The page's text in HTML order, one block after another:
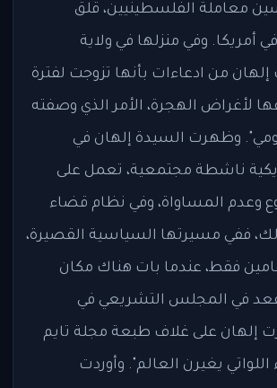
معاملة الفلسطينيين، قلق
أمريكا. وفي منزلها في ولاية
إلهان من ادعاءات بأنها تزوجت لفترة
لأغراض الهجرة، الأمر الذي وصفته
وظهرت السيدة إلهان في
ناشطة مجتمعية، تعمل على
وعدم المساواة، وفي نظام قضاء
ففي مسيرتها السياسية القصيرة،
فقط، عندما بات هناك مكان
في المجلس التشريعي في
إلهان على غلاف طبعة مجلة تايم
يغيرن العالم". وأوردت